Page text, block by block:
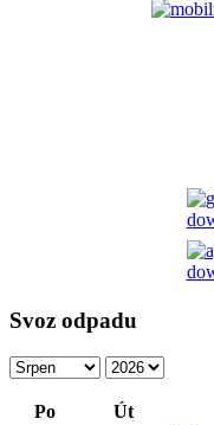
Svoz odpadu
Po Út